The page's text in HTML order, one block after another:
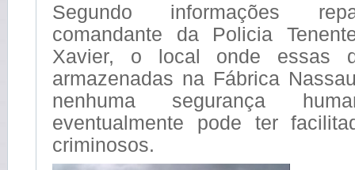
Segundo informações
comandante da Policia
Xavier, o local onde essas
armazenadas na Fábrica
nenhuma segurança
eventualmente pode ter
criminosos.